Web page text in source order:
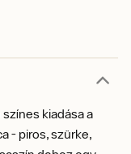
kiadása a
- piros, szürke,